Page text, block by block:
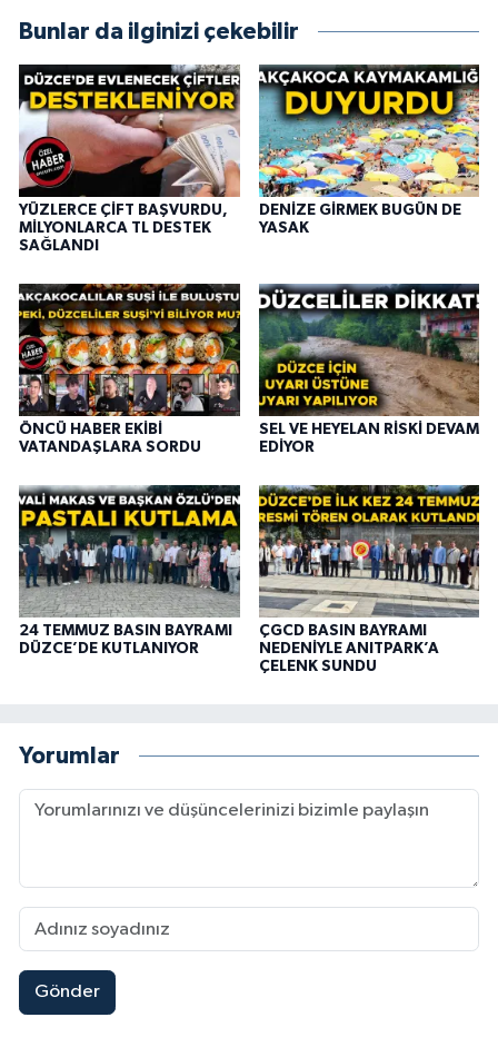
Bunlar da ilginizi çekebilir
YÜZLERCE ÇİFT BAŞVURDU,
MİLYONLARCA TL DESTEK
SAĞLANDI
DENİZE GİRMEK BUGÜN DE
YASAK
ÖNCÜ HABER EKİBİ
VATANDAŞLARA SORDU
SEL VE HEYELAN RİSKİ DEVAM
EDİYOR
24 TEMMUZ BASIN BAYRAMI
DÜZCE’DE KUTLANIYOR
ÇGCD BASIN BAYRAMI
NEDENİYLE ANITPARK’A
ÇELENK SUNDU
Yorumlar
Gönder